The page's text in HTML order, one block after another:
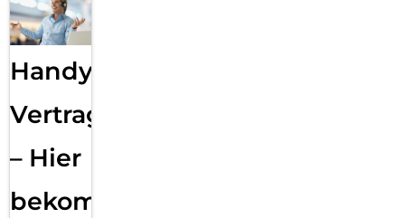
Handy
Vertragsabwicklung
– Hier
bekommst